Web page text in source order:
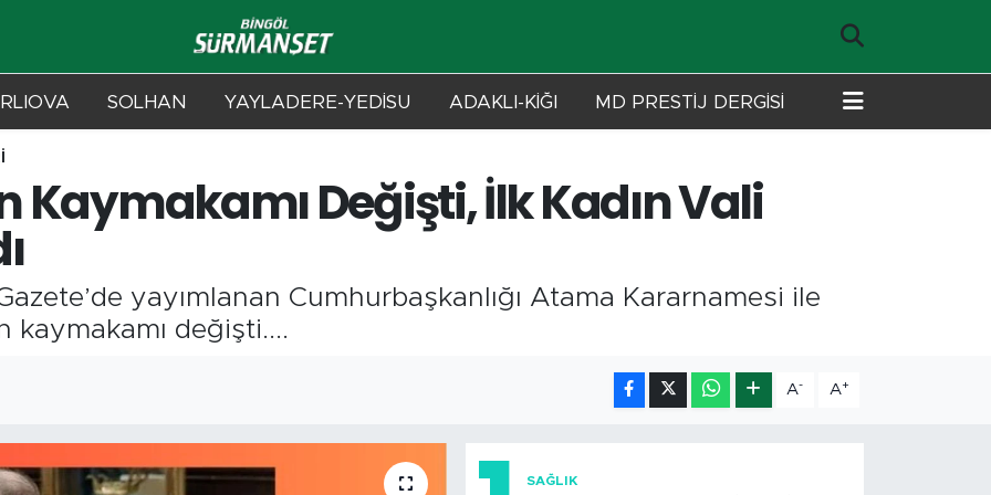
SOLHAN YAYLADERE-YEDİSU ADAKLI-KİĞI MD PRESTİJ DERGİSİ
Kaymakamı Değişti, İlk Kadın Vali
yayımlanan Cumhurbaşkanlığı Atama Kararnamesi ile
değişti....
A- A+
SAĞLIK